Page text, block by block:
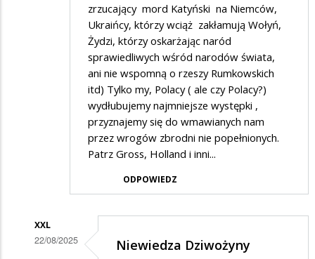
zrzucający mord Katyński na Niemców,
Ukraińcy, którzy wciąż zakłamują Wołyń,
Żydzi, którzy oskarżając naród
sprawiedliwych wśród narodów świata,
ani nie wspomną o rzeszy Rumkowskich
itd) Tylko my, Polacy ( ale czy Polacy?)
wydłubujemy najmniejsze występki ,
przyznajemy się do wmawianych nam
przez wrogów zbrodni nie popełnionych.
Patrz Gross, Holland i inni...
ODPOWIEDZ
XXL
22/08/2025 Niewiedza Dziwożyny